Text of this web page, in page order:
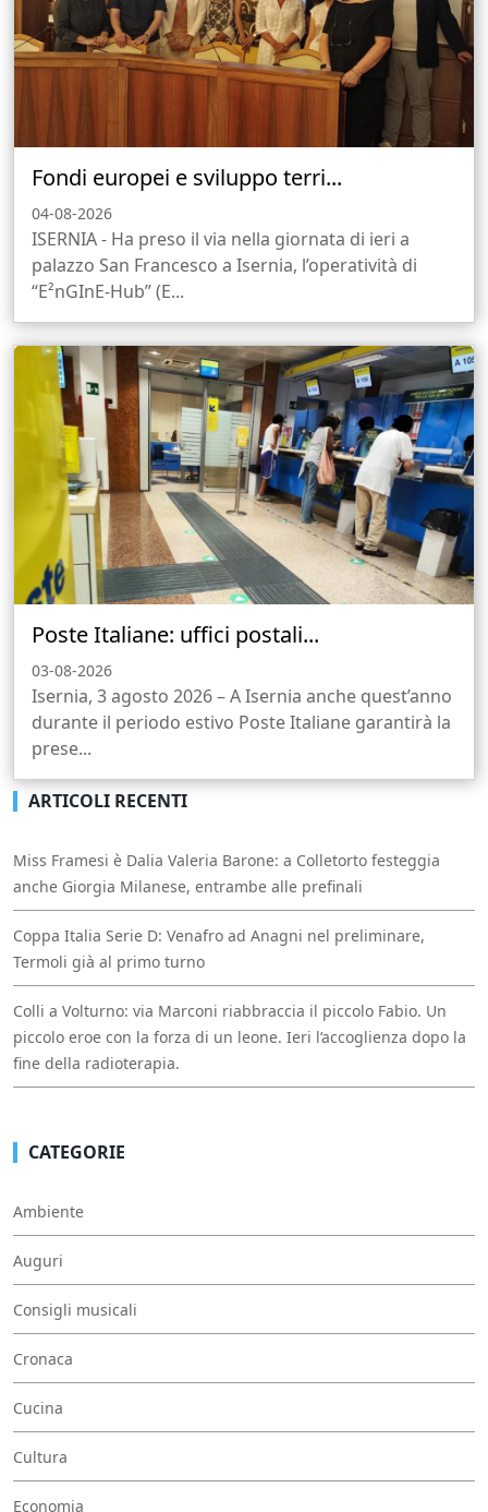
Fondi europei e sviluppo terri...
04-08-2026
ISERNIA - Ha preso il via nella giornata di ieri a
palazzo San Francesco a Isernia, l’operatività di
“E²nGInE-Hub” (E...
Poste Italiane: uffici postali...
03-08-2026
Isernia, 3 agosto 2026 – A Isernia anche quest’anno
durante il periodo estivo Poste Italiane garantirà la
prese...
ARTICOLI RECENTI
Miss Framesi è Dalia Valeria Barone: a Colletorto festeggia
anche Giorgia Milanese, entrambe alle prefinali
Coppa Italia Serie D: Venafro ad Anagni nel preliminare,
Termoli già al primo turno
Colli a Volturno: via Marconi riabbraccia il piccolo Fabio. Un
piccolo eroe con la forza di un leone. Ieri l’accoglienza dopo la
fine della radioterapia.
CATEGORIE
Ambiente
Auguri
Consigli musicali
Cronaca
Cucina
Cultura
Economia